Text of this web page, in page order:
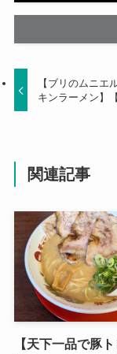
【ブリのムニエ
キンラーメン】
関連記事
【天下一品で豚